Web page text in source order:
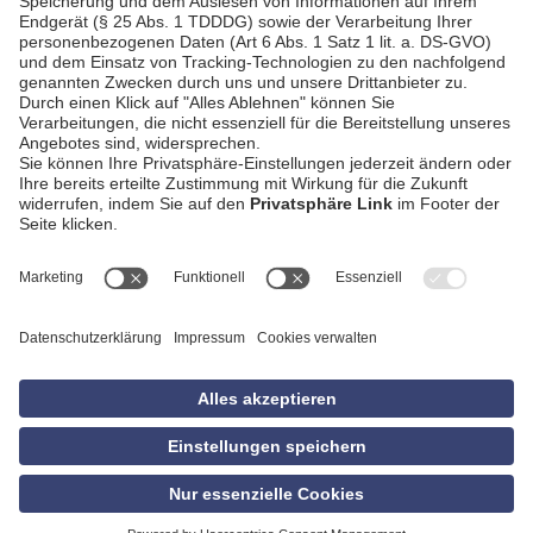
AGB
Datenschutzerklärung
Empfang
Privatsphäre